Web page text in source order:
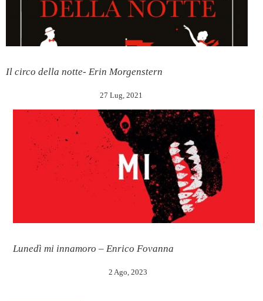
Il circo della notte- Erin Morgenstern
27 Lug, 2021
Lunedì mi innamoro – Enrico Fovanna
2 Ago, 2023